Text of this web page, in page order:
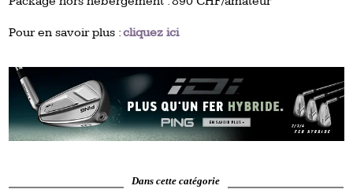
Pour en savoir plus :cliquez ici
Dans cette catégorie